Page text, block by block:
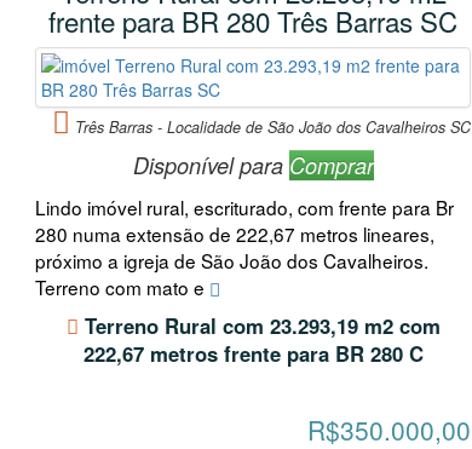
frente para BR 280 Três Barras SC
Três Barras - Localidade de São João dos Cavalheiros SC
Disponível para Comprar
Lindo imóvel rural, escriturado, com frente para Br
280 numa extensão de 222,67 metros lineares,
próximo a igreja de São João dos Cavalheiros.
Terreno com mato e
Terreno Rural com 23.293,19 m2 com
222,67 metros frente para BR 280 C
R$350.000,00